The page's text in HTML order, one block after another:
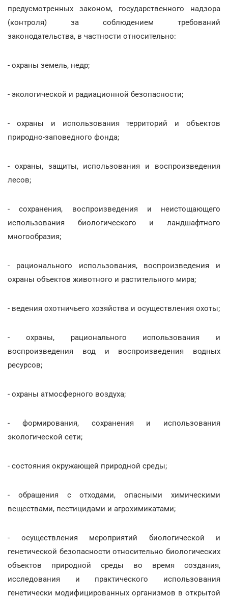
предусмотренных законом, государственного надзора
(контроля) за соблюдением требований
законодательства, в частности относительно:
- охраны земель, недр;
- экологической и радиационной безопасности;
- охраны и использования территорий и объектов
природно-заповедного фонда;
- охраны, защиты, использования и воспроизведения
лесов;
- сохранения, воспроизведения и неистощающего
использования биологического и ландшафтного
многообразия;
- рационального использования, воспроизведения и
охраны объектов животного и растительного мира;
- ведения охотничьего хозяйства и осуществления охоты;
- охраны, рационального использования и
воспроизведения вод и воспроизведения водных
ресурсов;
- охраны атмосферного воздуха;
- формирования, сохранения и использования
экологической сети;
- состояния окружающей природной среды;
- обращения с отходами, опасными химическими
веществами, пестицидами и агрохимикатами;
- осуществления мероприятий биологической и
генетической безопасности относительно биологических
объектов природной среды во время создания,
исследования и практического использования
генетически модифицированных организмов в открытой